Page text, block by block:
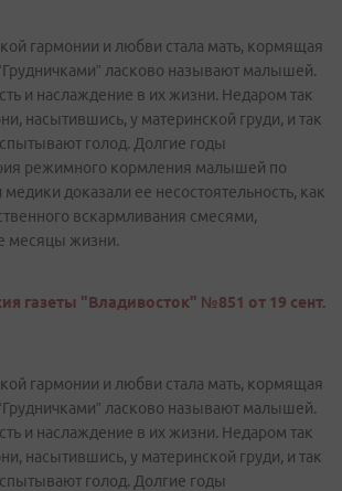
гармонии и любви стала мать, кормящая
ласково называют малышей.
и наслаждение в их жизни. Недаром так
насытившись, у материнской груди, и так
голод. Долгие годы
режимного кормления малышей по
доказали ее несостоятельность, как
вскармливания смесями,
месяцы жизни.
газеты "Владивосток" №851 от 19 сент.
гармонии и любви стала мать, кормящая
ласково называют малышей.
и наслаждение в их жизни. Недаром так
насытившись, у материнской груди, и так
голод. Долгие годы